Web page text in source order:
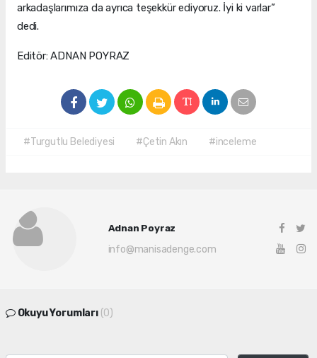
arkadaşlarımıza da ayrıca teşekkür ediyoruz. İyi ki varlar”
dedi.
Editör: ADNAN POYRAZ
#Turgutlu Belediyesi #Çetin Akın #inceleme
Adnan Poyraz
info@manisadenge.com
Okuyu Yorumları (0)